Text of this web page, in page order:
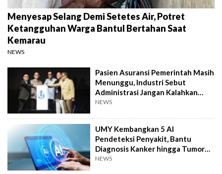
Menyesap Selang Demi Setetes Air, Potret
Ketangguhan Warga Bantul Bertahan Saat
Kemarau
NEWS
Pasien Asuransi Pemerintah Masih
Menunggu, Industri Sebut
Administrasi Jangan Kalahkan
Kemanusiaan
NEWS
UMY Kembangkan 5 AI
Pendeteksi Penyakit, Bantu
Diagnosis Kanker hingga Tumor
Otak Lebih Cepat
NEWS